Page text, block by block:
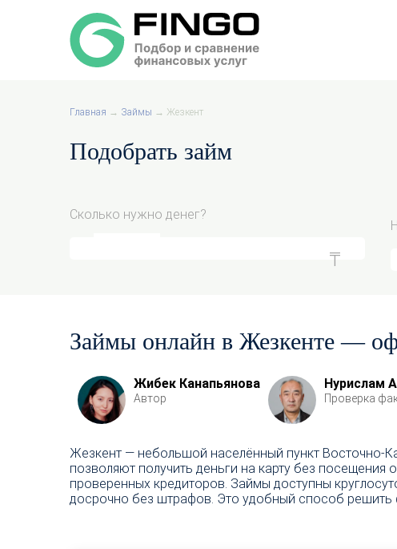
Главная → Займы → Жезкент
Подобрать займ
Сколько нужно денег?
Займы онлайн в Жезкенте —
Жибек Канапьянова
Автор
Нурислам
Проверка
Жезкент — небольшой населённый пункт Восточно-
позволяют получить деньги на карту без
проверенных кредиторов. Займы доступны
досрочно без штрафов. Это удобный способ